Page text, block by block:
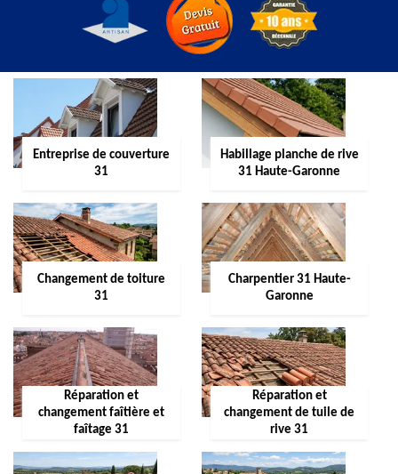
Entreprise de couverture
31
Habillage planche de rive
31 Haute-Garonne
Changement de toiture
31
Charpentier 31 Haute-
Garonne
Réparation et
changement faîtière et
faîtage 31
Réparation et
changement de tuile de
rive 31